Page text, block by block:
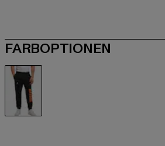
FARBOPTIONEN